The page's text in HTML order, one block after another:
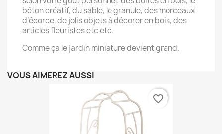
béton créatif, du sable, le granule, des morceaux
d’écorce, de jolis objets à décorer en bois, des
articles fleuristes etc etc.
Comme ça le jardin miniature devient grand.
VOUS AIMEREZ AUSSI
favorite_border